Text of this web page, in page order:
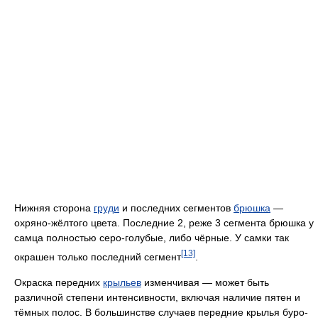
Нижняя сторона груди и последних сегментов брюшка —
охряно-жёлтого цвета. Последние 2, реже 3 сегмента брюшка у
самца полностью серо-голубые, либо чёрные. У самки так
окрашен только последний сегмент[13]
Окраска передних крыльев изменчивая — может быть
различной степени интенсивности, включая наличие пятен и
тёмных полос. В большинстве случаев передние крылья буро-